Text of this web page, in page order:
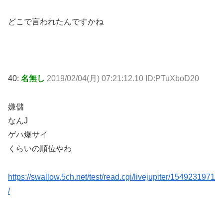
どこで言われたんですかね
40: 名無し 2019/02/04(月) 07:21:12.10 ID:PTuXboD20
嫌儲
なんJ
ゲハ爆サイ
くらいの順位やわ
https://swallow.5ch.net/test/read.cgi/livejupiter/1549231971
/